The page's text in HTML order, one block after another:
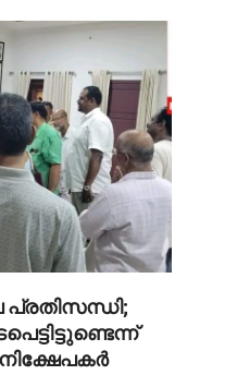
പ്രതിസന്ധി;